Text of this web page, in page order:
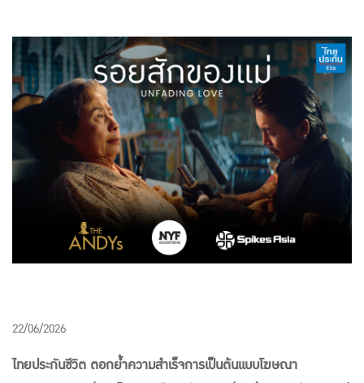
22/06/2026
ไทยประกันชีวิต ตอกย้ำความสำเร็จการเป็นต้นแบบโฆษณา